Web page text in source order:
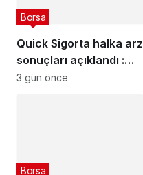
Quick Sigorta halka arz
sonuçları açıklandı :
Quick Sigorta (QUICK)
Borsa
3 gün önce
Borsa